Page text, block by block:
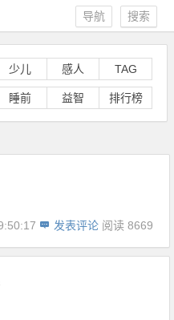
搜索
导航
少儿 感人 TAG
睡前 益智 排行榜
发表评论 阅读 8669